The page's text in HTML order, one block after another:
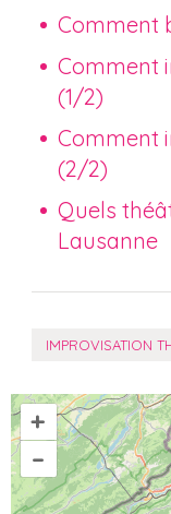
Comment
Comment
(1/2)
Comment
(2/2)
Quels
Lausanne
Tags:
IMPROVISATION
+
–